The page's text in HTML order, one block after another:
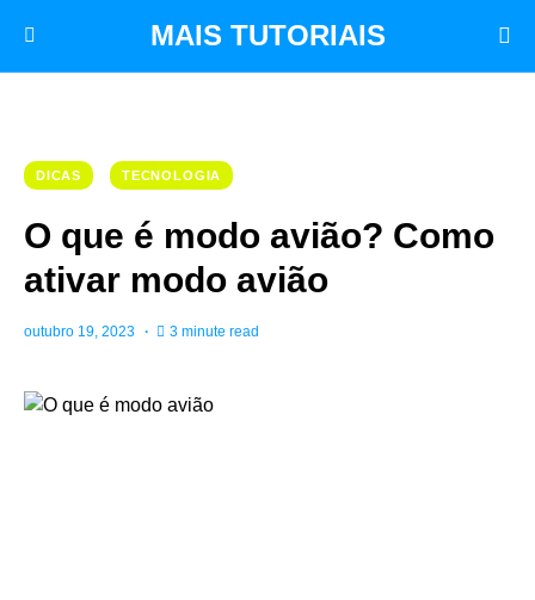
MAIS TUTORIAIS
DICAS TECNOLOGIA
O que é modo avião? Como
ativar modo avião
outubro 19, 2023 3 minute read